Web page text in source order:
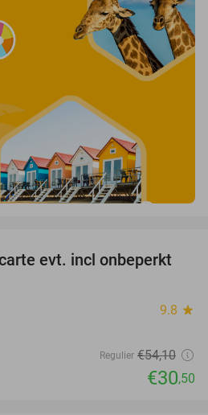
44%
evt. incl onbeperkt
9.8 star
Regulier €54,10
€30,50